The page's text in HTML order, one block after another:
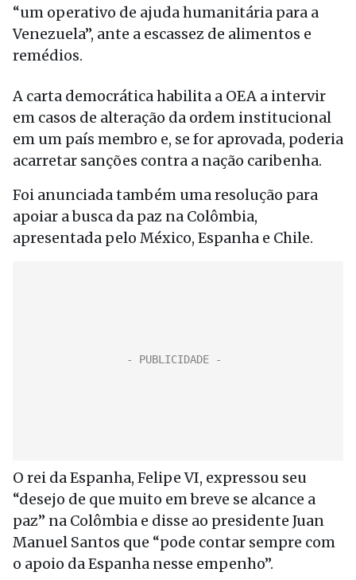
“um operativo de ajuda humanitária para a
Venezuela”, ante a escassez de alimentos e
remédios.
A carta democrática habilita a OEA a intervir
em casos de alteração da ordem institucional
em um país membro e, se for aprovada, poderia
acarretar sanções contra a nação caribenha.
Foi anunciada também uma resolução para
apoiar a busca da paz na Colômbia,
apresentada pelo México, Espanha e Chile.
O rei da Espanha, Felipe VI, expressou seu
“desejo de que muito em breve se alcance a
paz” na Colômbia e disse ao presidente Juan
Manuel Santos que “pode contar sempre com
o apoio da Espanha nesse empenho”.